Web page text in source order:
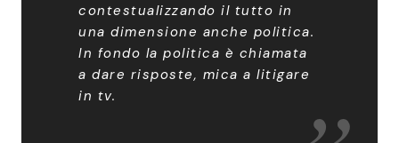
contestualizzando il tutto in
una dimensione anche politica.
In fondo la politica è chiamata
a dare risposte, mica a litigare
in tv.